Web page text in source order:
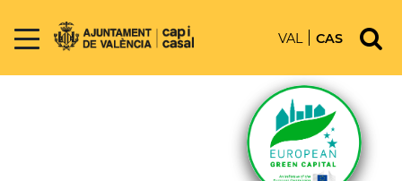
VAL CAS